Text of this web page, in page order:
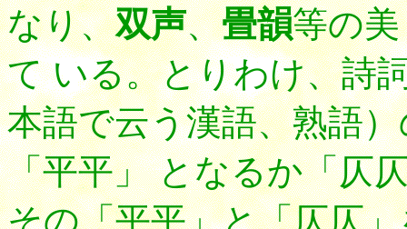
なり、双声、畳韻等の
て いる。とりわけ、詩
本語で云う漢語、熟語
「平平」 となるか「仄
その「平平」と「仄仄